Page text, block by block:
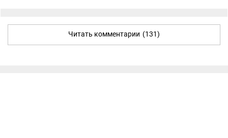
Читать комментарии (131)